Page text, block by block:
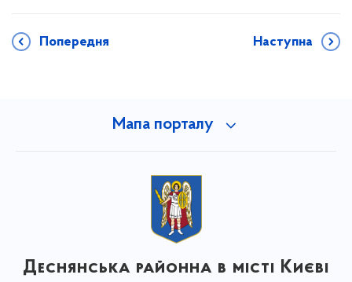
Попередня Наступна
Мапа порталу
Деснянська районна в місті Києві